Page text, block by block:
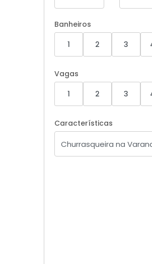
Banheiros
1
2 3
Vagas
1
2 3
Características